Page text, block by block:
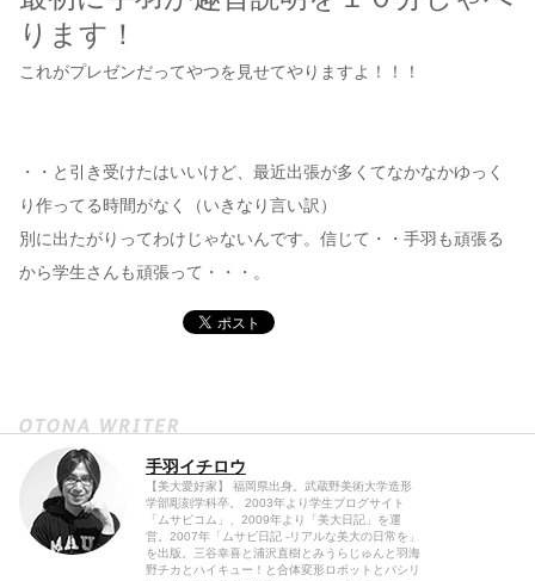
ります！
これがプレゼンだってやつを見せてやりますよ！！！
・・と引き受けたはいいけど、最近出張が多くてなかなかゆっく
り作ってる時間がなく（いきなり言い訳）
別に出たがりってわけじゃないんです。信じて・・手羽も頑張る
から学生さんも頑張って・・・。
手羽イチロウ
【美大愛好家】 福岡県出身。武蔵野美術大学造形
学部彫刻学科卒。 2003年より学生ブログサイト
「ムサビコム」、2009年より「美大日記」を運
営。2007年「ムサビ日記 -リアルな美大の日常を」
を出版。三谷幸喜と浦沢直樹とみうらじゅんと羽海
野チカとハイキュー！と合体変形ロボットとパシリ